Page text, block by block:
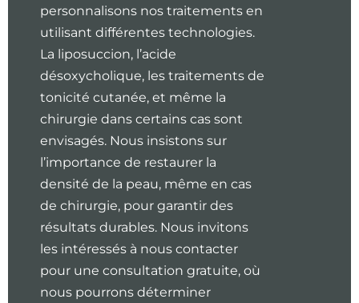
personnalisons nos traitements en
utilisant différentes technologies.
La liposuccion, l’acide
désoxycholique, les traitements de
tonicité cutanée, et même la
chirurgie dans certains cas sont
envisagés. Nous insistons sur
l’importance de restaurer la
densité de la peau, même en cas
de chirurgie, pour garantir des
résultats durables. Nous invitons
les intéressés à nous contacter
pour une consultation gratuite, où
nous pourrons déterminer